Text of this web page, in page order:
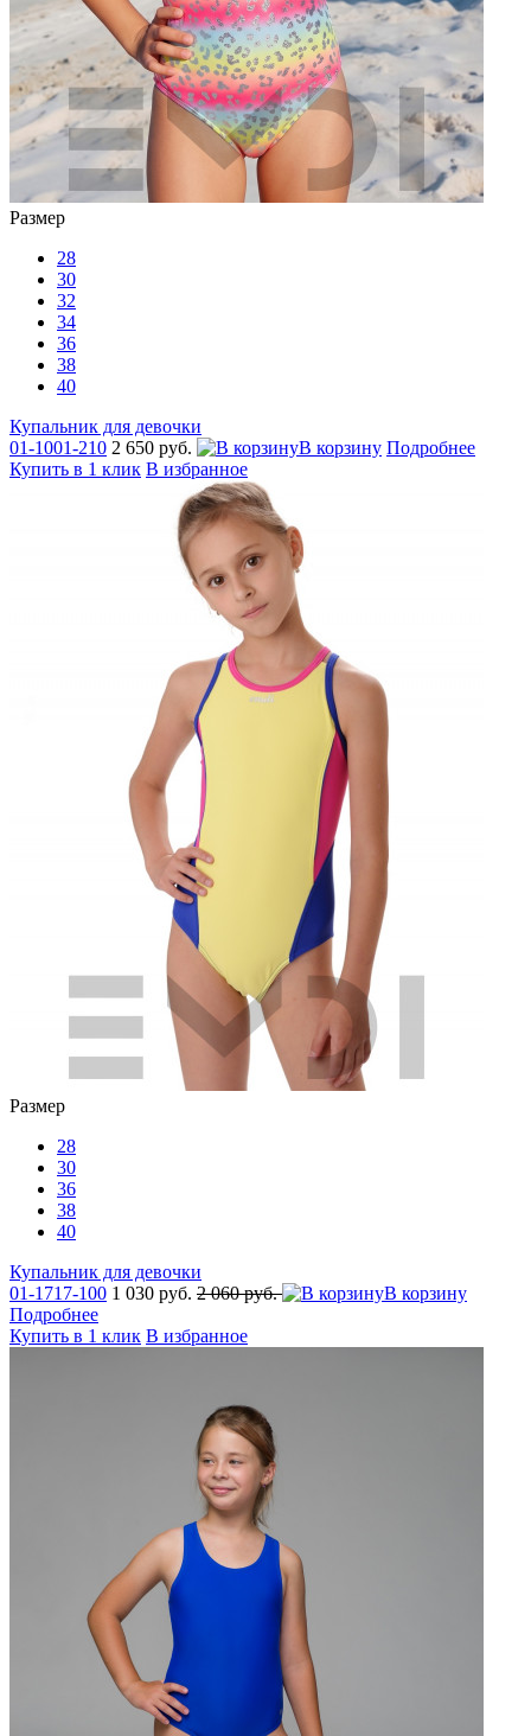
Размер
28
30
32
34
36
38
40
Купальник для девочки
01-1001-210 2 650 руб. В корзину Подробнее
Купить в 1 клик В избранное
Размер
28
30
36
38
40
Купальник для девочки
01-1717-100 1 030 руб. 2 060 руб.
В корзину
Подробнее
Купить в 1 клик В избранное